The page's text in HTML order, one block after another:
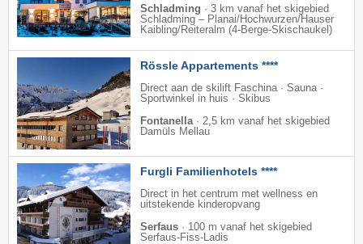
Schladming · 3 km vanaf het skigebied
Schladming – Planai/​Hochwurzen/​Hauser
Kaibling/​Reiteralm (4-Berge-Skischaukel)
Rössle Appartements ****
Direct aan de skilift Faschina · Sauna ·
Sportwinkel in huis · Skibus
Fontanella · 2,5 km vanaf het skigebied
Damüls Mellau
Furgli Familienhotels ****
Direct in het centrum met wellness en
uitstekende kinderopvang
Serfaus · 100 m vanaf het skigebied
Serfaus-Fiss-Ladis